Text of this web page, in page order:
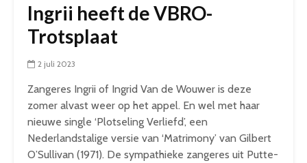
Ingrii heeft de VBRO-
Trotsplaat
2 juli 2023
Zangeres Ingrii of Ingrid Van de Wouwer is deze
zomer alvast weer op het appel. En wel met haar
nieuwe single ‘Plotseling Verliefd’, een
Nederlandstalige versie van ‘Matrimony’ van Gilbert
O’Sullivan (1971). De sympathieke zangeres uit Putte-